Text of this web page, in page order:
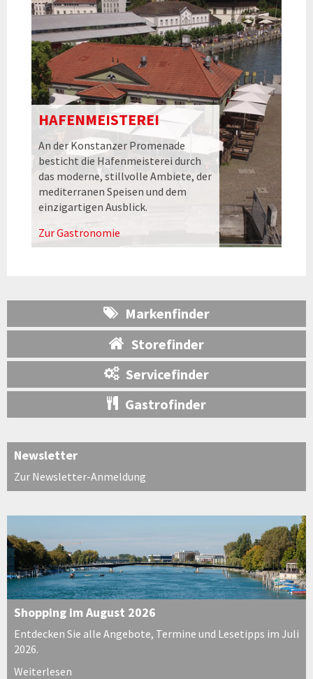
HAFENMEISTEREI
An der Konstanzer Promenade
besticht die Hafenmeisterei durch
das moderne, stillvolle Ambiete, der
mediterranen Speisen und dem
einzigartigen Ausblick.
Zur Gastronomie
Markenfinder
Storefinder
Servicefinder
Gastrofinder
Newsletter
Zur Newsletter-Anmeldung
Shopping im August 2026
Entdecken Sie alle Angebote, Termine und Lesetipps im Juli
2026.
Weiterlesen